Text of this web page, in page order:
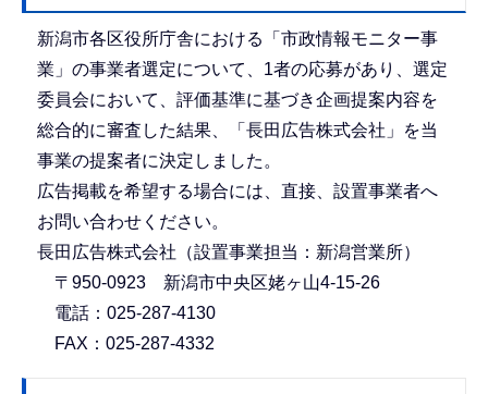
新潟市各区役所庁舎における「市政情報モニター事
業」の事業者選定について、1者の応募があり、選定
委員会において、評価基準に基づき企画提案内容を
総合的に審査した結果、「長田広告株式会社」を当
事業の提案者に決定しました。
広告掲載を希望する場合には、直接、設置事業者へ
お問い合わせください。
長田広告株式会社（設置事業担当：新潟営業所）
〒950-0923 新潟市中央区姥ヶ山4-15-26
電話：025-287-4130
FAX：025-287-4332